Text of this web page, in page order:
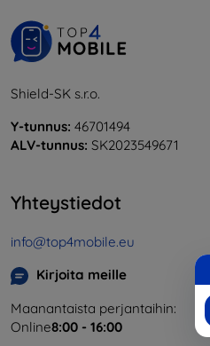
Shield-SK s.r.o.
Y-tunnus: 46701494
ALV-tunnus: SK2023549671
Yhteystiedot
info@top4mobile.eu
Kirjoita meille
Maanantaista perjantaihin:
Online8:00 - 16:00